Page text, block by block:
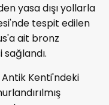
yasa dışı yollarla
tespit edilen
ait bronz
Kenti'ndeki